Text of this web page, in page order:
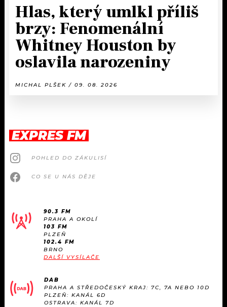
Hlas, který umlkl příliš
brzy: Fenomenální
Whitney Houston by
oslavila narozeniny
MICHAL PLŠEK / 09. 08. 2026
EXPRES FM
POHLED DO ZÁKULISÍ
CO SE U NÁS DĚJE
90.3 FM
PRAHA A OKOLÍ
103 FM
PLZEŇ
102.4 FM
BRNO
DALŠÍ VYSÍLAČE
DAB
PRAHA A STŘEDOČESKÝ KRAJ: 7C, 7A NEBO 10D
PLZEŇ: KANÁL 6D
OSTRAVA: KANÁL 7D